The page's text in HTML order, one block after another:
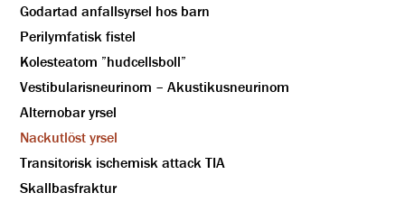
Godartad anfallsyrsel hos barn
Perilymfatisk fistel
Kolesteatom ”hudcellsboll”
Vestibularisneurinom – Akustikusneurinom
Alternobar yrsel
Nackutlöst yrsel
Transitorisk ischemisk attack TIA
Skallbasfraktur